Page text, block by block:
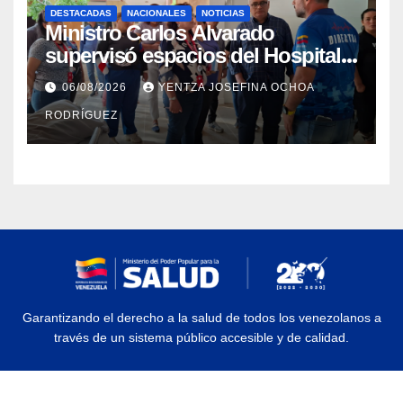
DESTACADAS NACIONALES NOTICIAS
Ministro Carlos Alvarado
supervisó espacios del Hospital
Dermatológico Dr. Martín Vegas
en La Guaira
06/08/2026 YENTZA JOSEFINA OCHOA
RODRÍGUEZ
Garantizando el derecho a la salud de todos los venezolanos a
través de un sistema público accesible y de calidad.